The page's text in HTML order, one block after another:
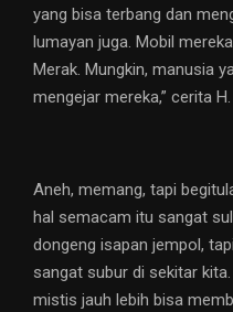
yang bisa terbang dan
lumayan juga. Mobil
Merak. Mungkin, manusia
mengejar mereka,” cerita
Aneh, memang, tapi
hal semacam itu sangat
dongeng isapan jempol,
sangat subur di sekitar
mistis jauh lebih bisa